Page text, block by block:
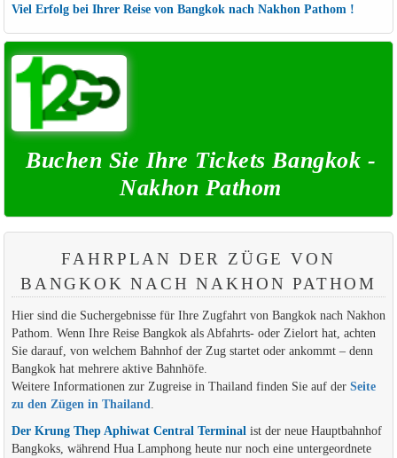
Viel Erfolg bei Ihrer Reise von Bangkok nach Nakhon Pathom !
Buchen Sie Ihre Tickets Bangkok -
Nakhon Pathom
FAHRPLAN DER ZÜGE VON
BANGKOK NACH NAKHON PATHOM
Hier sind die Suchergebnisse für Ihre Zugfahrt von Bangkok nach Nakhon
Pathom. Wenn Ihre Reise Bangkok als Abfahrts- oder Zielort hat, achten
Sie darauf, von welchem Bahnhof der Zug startet oder ankommt – denn
Bangkok hat mehrere aktive Bahnhöfe.
Weitere Informationen zur Zugreise in Thailand finden Sie auf der Seite
zu den Zügen in Thailand.
Der Krung Thep Aphiwat Central Terminalist der neue Hauptbahnhof
Bangkoks, während Hua Lamphong heute nur noch eine untergeordnete